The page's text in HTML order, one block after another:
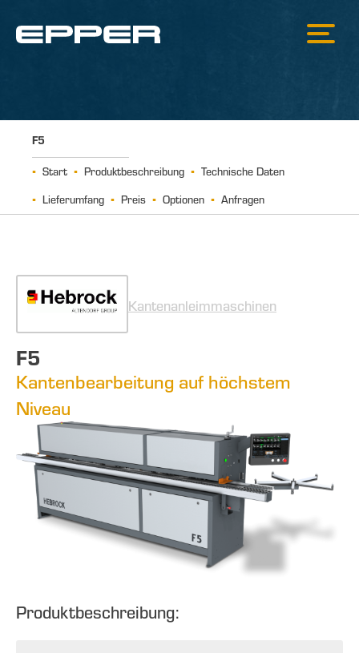
F5
Start Produktbeschreibung
Technische Daten
Lieferumfang
Preis Optionen Anfragen
Kantenanleimmaschinen
F5
Kantenbearbeitung auf höchstem
Niveau
Produktbeschreibung: